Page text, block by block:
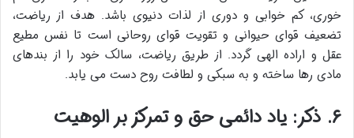
خوری، کم خوابی و دوری از لذات دنیوی باشد. هدف از ریاضت،
تضعیف قوای حیوانی و تقویت قوای روحانی است تا نفس مطیع
عقل و اراده الهی گردد. از طریق ریاضت، سالک خود را از بندهای
مادی رها ساخته و به سبکی و لطافت روح دست می یابد.
۶. ذکر: یاد دائمی حق و تمرکز بر الوهیت